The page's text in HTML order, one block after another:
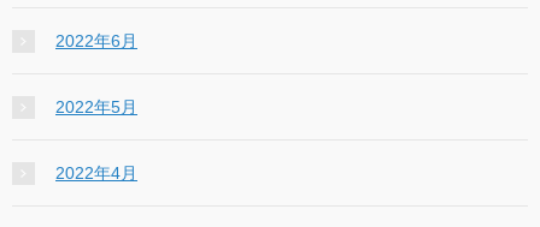
2022年6月
2022年5月
2022年4月